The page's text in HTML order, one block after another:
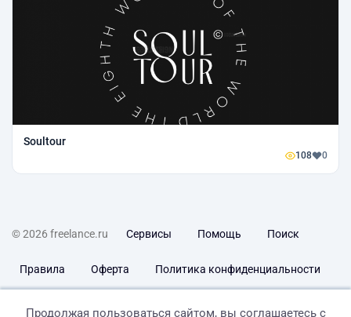
Soultour
108 0
© 2026 freelance.ru Сервисы Помощь Поиск
Правила Оферта Политика конфиденциальности
Продолжая пользоваться сайтом, вы соглашаетесь с